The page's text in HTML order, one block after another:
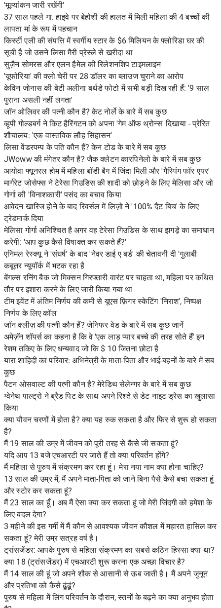
'मूल्यांकन जारी रखेंगी'
37 साल पहले गा. हाइवे पर बेहोशी की हालत में मिली महिला की 4 बच्चों की
लापता मां के रूप में पहचान
किर्स्टी एली की संपत्ति में स्वर्गीय स्टार के $6 मिलियन के फ्लोरिडा घर की
सूची है जो उसने लिसा मैरी प्रेस्ले से खरीदा था
सुज़ैन सोमरस और एलन हैमेल की रिलेशनशिप टाइमलाइन
'यूफोरिया' की क्लो चेरी पर 28 डॉलर का ब्लाउज चुराने का आरोप
केविन जोनास की बेटी अलीना बर्थडे फोटो में सभी बड़ी दिख रही हैं: '9 साल
पुराना असली नहीं लगता'
जॉन ओलिवर की पत्नी कौन है? केट नोर्ले के बारे में सब कुछ
व्हूपी गोल्डबर्ग ने किट हैरिंगटन को अपना 'गेम ऑफ थ्रोन्स' दिखाया - प्रेरित
शौचालय: 'एक वास्तविक लौह सिंहासन'
लिसा वेंडरपम्प के पति कौन हैं? केन टोड के बारे में सब कुछ
JWoww की मंगेतर कौन है? जैक क्लेटन कारपिनेलो के बारे में सब कुछ
आयोवा फ्यूनरल होम में महिला बॉडी बैग में जिंदा मिली और 'गैस्पिंग फॉर एयर'
मार्गरेट जोसेफ्स ने टेरेसा गिउडिस की शादी को छोड़ने के लिए मेलिसा और जो
गोर्गा की 'विनाशकारी' पसंद का बचाव किया
आवेदन खारिज होने के बाद रिवर्सल में लिज़ो ने '100% दैट बिच' के लिए
ट्रेडमार्क दिया
मेलिसा गोर्गा अनिश्चित है अगर वह टेरेसा गिउडिस के साथ झगड़े का समाधान
करेगी: 'आप कुछ कैसे विषाक्त कर सकते हैं?'
एनिमल रेस्क्यू ने 'संघर्ष' के बाद 'नेवर डाई ए बर्ड' की चेतावनी दी 'गुलाबी
कबूतर न्यूयॉर्क में भटक रहा है
बेंगल्स रनिंग बैक जो मिक्सन गिरफ्तारी वारंट पर चाहता था, महिला पर कथित
तौर पर इशारा करने के लिए जारी किया गया था
टीम इवेंट में अंतिम निर्णय की कमी से यूएस फ़िगर स्केटिंग 'निराश', निष्पक्ष
निर्णय के लिए कॉल
जॉन क्लीज़ की पत्नी कौन हैं? जेनिफर वेड के बारे में सब कुछ जानें
अमेज़ॅन शॉपर्स का कहना है कि वे 'एक लाड़ प्यार बच्चे की तरह सोते हैं' इन
रेशम तकिए के लिए धन्यवाद जो कि $ 10 जितना छोटा है
यारा शाहिदी का परिवार: अभिनेत्री के माता-पिता और भाई-बहनों के बारे में सब
कुछ
पैटन ओसवाल्ट की पत्नी कौन है? मेरेडिथ सेलेन्गर के बारे में सब कुछ
ग्वेनेथ पाल्ट्रो ने ब्रैड पिट के साथ अपने रिश्ते से डेट नाइट ड्रेस का खुलासा
किया
क्या यौवन चरणों में होता है? क्या यह रुक सकता है और फिर से शुरू हो सकता
है?
मैं 19 साल की उम्र में जीवन को पूरी तरह से कैसे जी सकता हूं?
यदि आप 13 बजे एचआरटी पर जाते हैं तो क्या परिवर्तन होंगे?
मैं महिला से पुरुष में संक्रमण कर रहा हूं। मेरा नया नाम क्या होना चाहिए?
13 साल की उम्र में, मैं अपने माता-पिता को जाने बिना पैसे कैसे बचा सकता हूं
और स्टोर कर सकता हूं?
मैं 23 साल का हूँ। अब मैं ऐसा क्या कर सकता हूं जो मेरी जिंदगी को हमेशा के
लिए बदल देगा?
3 महीने की इस गर्मी में मैं कौन से आवश्यक जीवन कौशल में महारत हासिल कर
सकता हूं? मेरी उम्र सत्रह वर्ष है।
ट्रांसजेंडर: आपके पुरुष से महिला संक्रमण का सबसे कठिन हिस्सा क्या था?
क्या 18 (ट्रांसजेंडर) में एचआरटी शुरू करना एक अच्छा विचार है?
मैं 14 साल की हूं जो अपने शौक से आसानी से ऊब जाती है। मैं अपने जुनून
और प्रतिभा को कैसे ढूंढूं?
पुरुष से महिला में लिंग परिवर्तन के दौरान, स्तनों के बढ़ने का क्या अनुभव होता